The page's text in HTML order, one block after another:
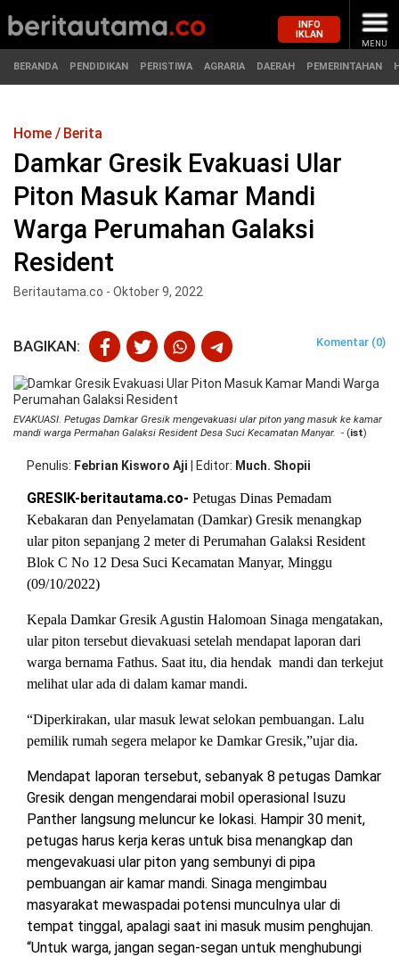
MASUK
BERANDA
PERISTIWA
PENDIDIKAN
HUKUM
BERITABARU.CO
KABARBARU.CO
SERIKATNEWS.COM
PEWARTANUSANTARA.COM
LANGGAR.CO
JOBNAS.COM
SURAU.CO
REDAKSI
TENTANG
KERJASAMA
PEDOMAN
CYBER
INFO
IKLAN
MENU
BERANDA PENDIDIKAN PERISTIWA AGRARIA DAERAH PEMERINTAHAN
Home Berita
Damkar Gresik Evakuasi Ular
Piton Masuk Kamar Mandi
Warga Perumahan Galaksi
Resident
Beritautama.co - Oktober 9, 2022
BAGIKAN: Komentar (0)
EVAKUASI. Petugas Damkar Gresik mengevakuasi ular piton yang masuk ke kamar
mandi warga Permahan Galaksi Resident Desa Suci Kecamatan Manyar. - (ist)
Penulis Febrian Kisworo Aji Editor Much. Shopii
GRESIK-beritautama.co- Petugas Dinas Pemadam
Kebakaran dan Penyelamatan (Damkar) Gresik menangkap
ular piton sepanjang 2 meter di Perumahan Galaksi Resident
Blok C No 12 Desa Suci Kecamatan Manyar, Minggu
(09/10/2022)
Kepala Damkar Gresik Agustin Halomoan Sinaga mengatakan,
ular piton tersebut dievakuasi setelah mendapat laporan dari
warga bernama Fathus. Saat itu, dia hendak mandi dan terkejut
melihat ular ada di dalam kamar mandi.
“Diperkirakan, ular masuk lewat selokan pembuangan. Lalu
pemilik rumah segera melapor ke Damkar Gresik,”ujar dia.
Mendapat laporan tersebut, sebanyak 8 petugas Damkar
Gresik dengan mengendarai mobil operasional Isuzu
Panther langsung meluncur ke lokasi. Hampir 30 menit,
petugas harus kerja keras untuk bisa menangkap dan
mengevakuasi ular piton yang sembunyi di pipa
pembuangan air kamar mandi. Sinaga mengimbau
masyarakat mewaspadai potensi munculnya ular di
tempat tinggal, apalagi saat ini masuk musim penghujan.
“Untuk warga, jangan segan-segan untuk menghubungi